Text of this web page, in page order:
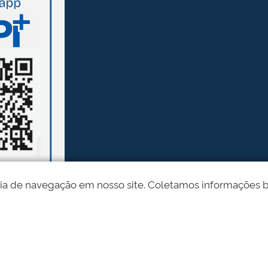
navegação em nosso site. Coletamos informações